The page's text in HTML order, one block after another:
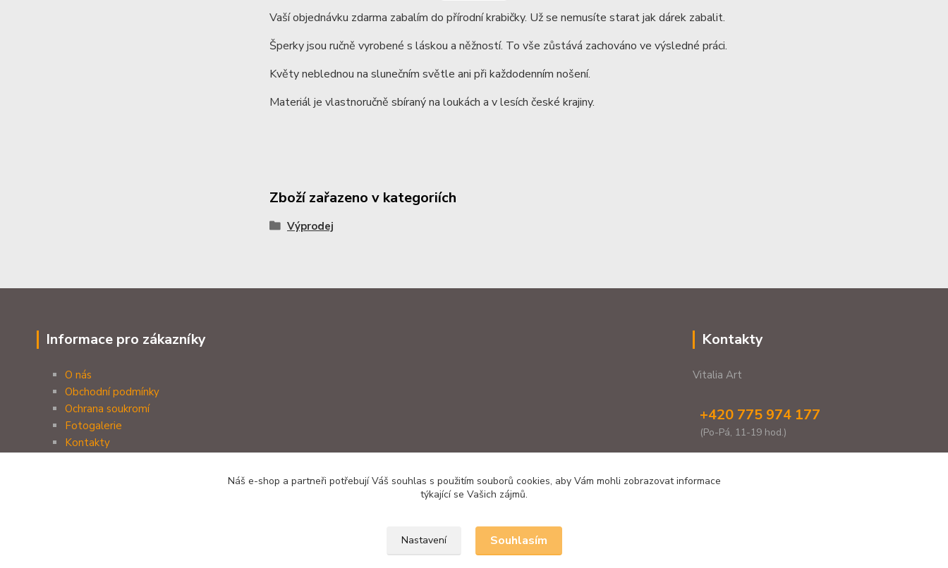
Vaší objednávku zdarma zabalím do přírodní krabičky. Už se nemusíte starat jak dárek zabalit.
Šperky jsou ručně vyrobené s láskou a něžností. To vše zůstává zachováno ve výsledné práci.
Květy neblednou na slunečním světle ani při každodenním nošení.
Materiál je vlastnoručně sbíraný na loukách a v lesích české krajiny.
Zboží zařazeno v kategoriích
Výprodej
Informace pro zákazníky
O nás
Obchodní podmínky
Ochrana soukromí
Fotogalerie
Kontakty
Kontakty
Vitalia Art
+420 775 974 177
(Po-Pá, 11-19 hod.)
Náš e-shop a partneři potřebují Váš souhlas s použitím souborů cookies, aby Vám mohli zobrazovat informace
týkající se Vašich zájmů.
Nastavení Souhlasím